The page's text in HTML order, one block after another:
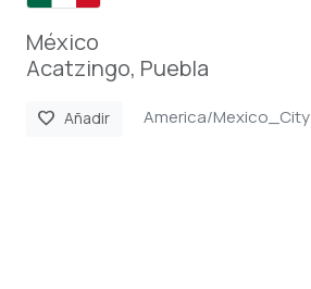
México
Acatzingo, Puebla
favorite Añadir America/Mexico_City